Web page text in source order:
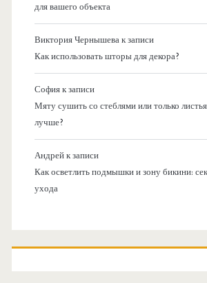
для вашего объекта
Виктория Чернышевак записи
Как использовать шторы для декора?
Софияк записи
Мяту сушить со стеблями или только
лучше?
Андрейк записи
Как осветлить подмышки и зону бикини:
ухода